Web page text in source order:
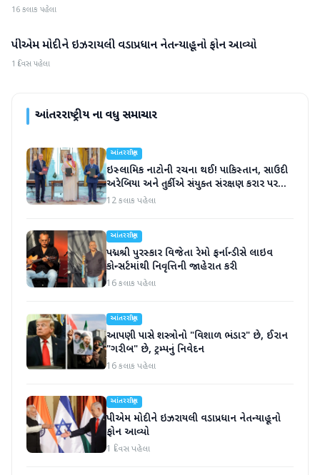
16 કલાક પહેલા
આંતરરાષ્ટ્રીય
પીએમ મોદીને ઇઝરાયલી વડાપ્રધાન નેતન્યાહૂનો ફોન આવ્યો
1 દિવસ પહેલા
આંતરરાષ્ટ્રીયના વધુ સમાચાર
આંતરરાષ્ટ્રીય
ઇસ્લામિક નાટોની રચના થઈ! પાકિસ્તાન, સાઉદી
અરેબિયા અને તુર્કીએ સંયુક્ત સંરક્ષણ કરાર પર
હસ્તાક્ષર
12 કલાક પહેલા
આંતરરાષ્ટ્રીય
પદ્મશ્રી પુરસ્કાર વિજેતા રેમો ફર્નાન્ડીસે લાઇવ
કોન્સર્ટમાંથી નિવૃત્તિની જાહેરાત કરી
16 કલાક પહેલા
આંતરરાષ્ટ્રીય
આપણી પાસે શસ્ત્રોનો "વિશાળ ભંડાર" છે, ઈરાન
"ગરીબ" છે, ટ્રમ્પનું નિવેદન
16 કલાક પહેલા
આંતરરાષ્ટ્રીય
પીએમ મોદીને ઇઝરાયલી વડાપ્રધાન નેતન્યાહૂનો
ફોન આવ્યો
1 દિવસ પહેલા